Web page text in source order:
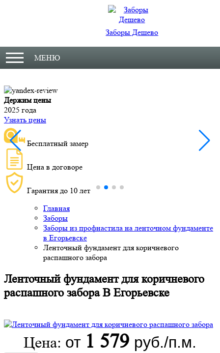
Заборы Дешево
МЕНЮ
Держим цены
2025 года
Узнать цены
Бесплатный замер
Цена в договоре
Гарантия до 10 лет
Главная
Заборы
Заборы из профнастила на ленточном фундаменте
в Егорьевске
Ленточный фундамент для коричневого
распашного забора
Ленточный фундамент для коричневого
распашного забора В Егорьевске
Цена: от 1 579 руб./п.м.